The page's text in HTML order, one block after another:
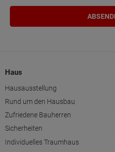
Haus
Hausausstellung
Rund um den Hausbau
Zufriedene Bauherren
Sicherheiten
Individuelles Traumhaus